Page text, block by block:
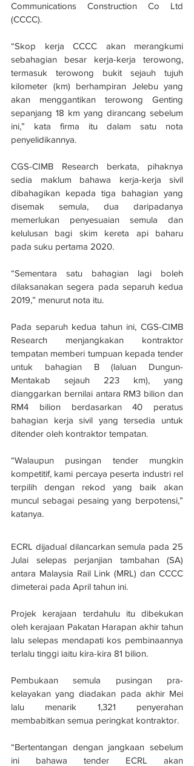
Communications Construction Co Ltd
(CCCC).
“Skop kerja CCCC akan merangkumi
sebahagian besar kerja-kerja terowong,
termasuk terowong bukit sejauh tujuh
kilometer (km) berhampiran Jelebu yang
akan menggantikan terowong Genting
sepanjang 18 km yang dirancang sebelum
ini,” kata firma itu dalam satu nota
penyelidikannya.
CGS-CIMB Research berkata, pihaknya
sedia maklum bahawa kerja-kerja sivil
dibahagikan kepada tiga bahagian yang
disemak semula, dua daripadanya
memerlukan penyesuaian semula dan
kelulusan bagi skim kereta api baharu
pada suku pertama 2020.
“Sementara satu bahagian lagi boleh
dilaksanakan segera pada separuh kedua
2019,” menurut nota itu.
Pada separuh kedua tahun ini, CGS-CIMB
Research menjangkakan kontraktor
tempatan memberi tumpuan kepada tender
untuk bahagian B (laluan Dungun-
Mentakab sejauh 223 km), yang
dianggarkan bernilai antara RM3 bilion dan
RM4 bilion berdasarkan 40 peratus
bahagian kerja sivil yang tersedia untuk
ditender oleh kontraktor tempatan.
“Walaupun pusingan tender mungkin
kompetitif, kami percaya peserta industri rel
terpilih dengan rekod yang baik akan
muncul sebagai pesaing yang berpotensi,”
katanya.
ECRL dijadual dilancarkan semula pada 25
Julai selepas perjanjian tambahan (SA)
antara Malaysia Rail Link (MRL) dan CCCC
dimeterai pada April tahun ini.
Projek kerajaan terdahulu itu dibekukan
oleh kerajaan Pakatan Harapan akhir tahun
lalu selepas mendapati kos pembinaannya
terlalu tinggi iaitu kira-kira 81 bilion.
Pembukaan semula pusingan pra-
kelayakan yang diadakan pada akhir Mei
lalu menarik 1,321 penyerahan
membabitkan semua peringkat kontraktor.
“Bertentangan dengan jangkaan sebelum
ini bahawa tender ECRL akan